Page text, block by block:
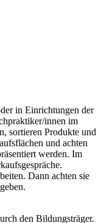
in Einrichtungen der
innen im
sortieren Produkte und
und achten
werden. Im
Dann achten sie
den Bildungsträger.